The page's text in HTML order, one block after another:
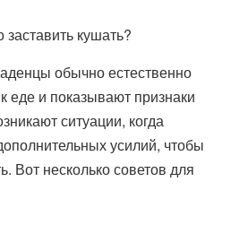
кушать?
обычно естественно
еде и показывают признаки
ситуации, когда
усилий, чтобы
Вот несколько советов для